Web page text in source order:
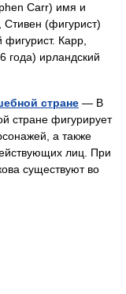
Carr) имя и
(фигурист)
Карр,
года) ирландский
стране — В
стране фигурирует
а также
лиц. При
существуют во